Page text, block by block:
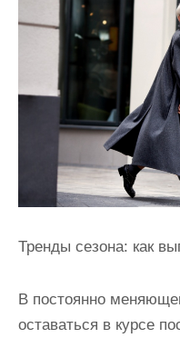
Тренды сезона: как
В постоянно
оставаться в курсе